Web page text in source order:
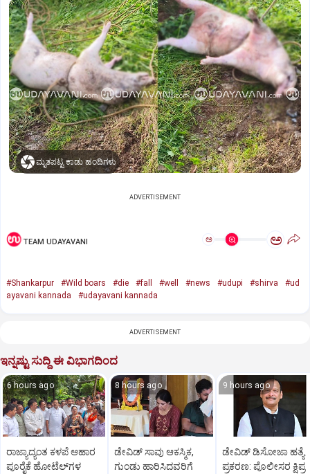
ಮೃತಪಟ್ಟ ಕಾಡು ಹಂದಿಗಳು
ADVERTISEMENT
TEAM UDAYAVANI ಅ ಅ
#Shankarpur #Wild boars #die #fall #well #news #udupi #shirva
#ud
ayavani kannada
#udayavani kannada
ADVERTISEMENT
ಇನ್ನಷ್ಟು ಸುದ್ದಿ ಈ ವಿಭಾಗದಿಂದ
6 hours ago
ರಾಜ್ಯಾದ್ಯಂತ ಕಳಪೆ ಆಹಾರ
ಪೂರೈಕೆ ಹೋಟೆಲ್‌ಗಳ
8 hours ago
ಡೇವಿಡ್ ಸಾವು ಆಕಸ್ಮಿಕ,
ಗುಂಡು ಹಾರಿಸಿದವರಿಗೆ
9 hours ago
ಡೇವಿಡ್ ಡಿಸೋಜಾ ಹತ್ಯೆ
ಪ್ರಕರಣ: ಪೊಲೀಸರ ಕ್ಷಿಪ್ರ